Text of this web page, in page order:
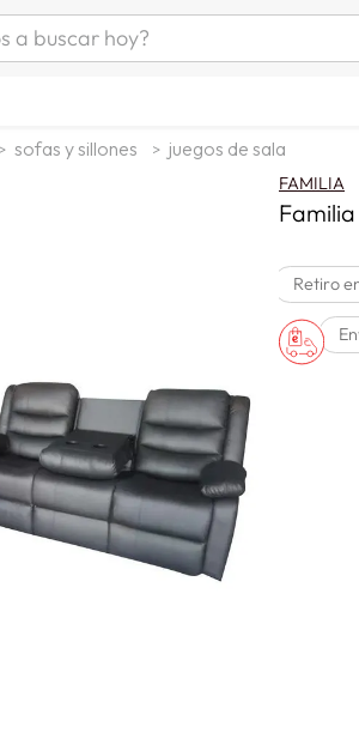
hoy?
mujer
sofas y sillones juegos de sala
FAMILIA
Retiro